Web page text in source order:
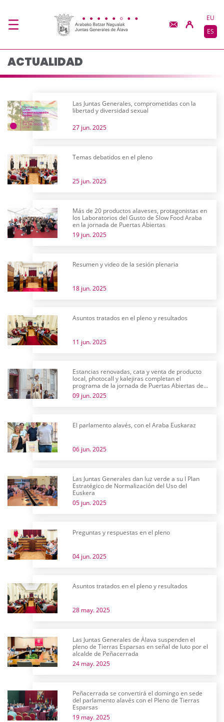
Actualidad - JJGG-
EU
ES
ACTUALIDAD
Las Juntas Generales, comprometidas con la
libertad y diversidad sexual
27 jun. 2025
Temas debatidos en el pleno
25 jun. 2025
Más de 20 productos alaveses, protagonistas en
los Laboratorios del Gusto de Slow Food Araba
en la jornada de Puertas Abiertas
19 jun. 2025
Resumen y video de la sesión plenaria
18 jun. 2025
Asuntos tratados en el pleno y resultados
11 jun. 2025
Estancias renovadas, cata y venta de producto
local, photocall y kalejiras completan el
programa de la jornada de Puertas Abiertas de
las Juntas Generales
09 jun. 2025
El parlamento alavés, con el Araba Euskaraz
06 jun. 2025
Las Juntas Generales dan luz verde a su I Plan
Estratégico de Normalización del Uso del
Euskera
05 jun. 2025
Preguntas y respuestas en el pleno
04 jun. 2025
Asuntos tratados en el pleno y resultados
28 may. 2025
Las Juntas Generales de Álava suspenden el
pleno de Tierras Esparsas en señal de luto por el
alcalde de Peñacerrada
24 may. 2025
Peñacerrada se convertirá el domingo en sede
del parlamento alavés con el Pleno de Tierras
Esparsas
19 may. 2025